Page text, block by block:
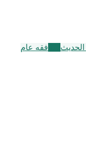
فقه عام